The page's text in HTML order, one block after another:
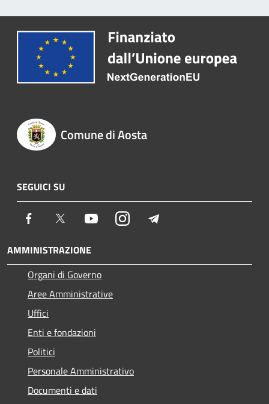
Comune di Aosta
SEGUICI SU
Facebook Twitter YoutubeInstagram
AMMINISTRAZIONE
Organi di Governo
Aree Amministrative
Uffici
Enti e fondazioni
Politici
Personale Amministrativo
Documenti e dati